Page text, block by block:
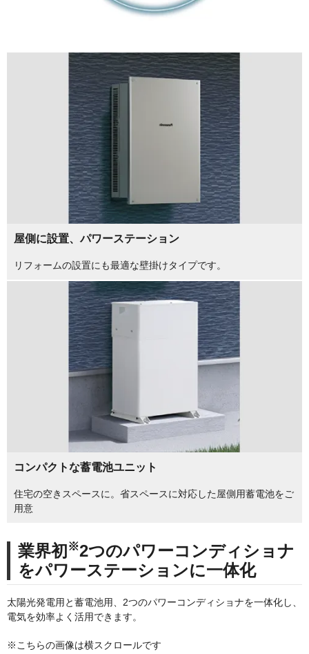
屋側に設置、パワーステーション
リフォームの設置にも最適な壁掛けタイプです。
コンパクトな蓄電池ユニット
住宅の空きスペースに。省スペースに対応した屋側用蓄電池をご
用意
業界初 ※2つのパワーコンディショナ
をパワーステーションに一体化
太陽光発電用と蓄電池用、2つのパワーコンディショナを一体化し、
電気を効率よく活用できます。